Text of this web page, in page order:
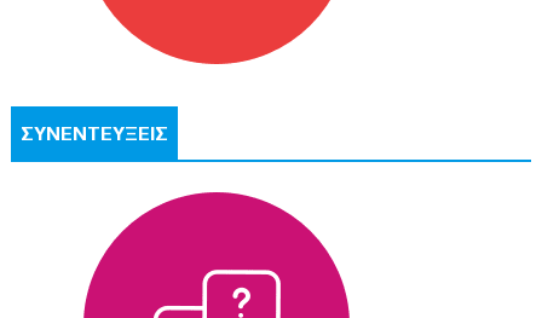
ΣΥΝΕΝΤΕΥΞΕΙΣ